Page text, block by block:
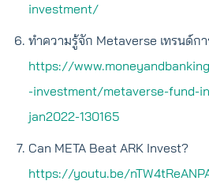
investment/
ทำความรู้จัก Metaverse เทรนด์ก
https://
-investment/metaverse-fund-
jan2022-130165
Can META Beat ARK Invest?
https://youtu.be/